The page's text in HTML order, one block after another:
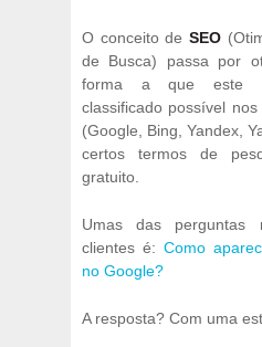
O conceito de SEO
de Busca) passa por
forma a que este
classificado possível
(Google, Bing, Yandex,
certos termos de
gratuito.
Umas das perguntas
clientes é: Como
no Google?
A resposta? Com uma